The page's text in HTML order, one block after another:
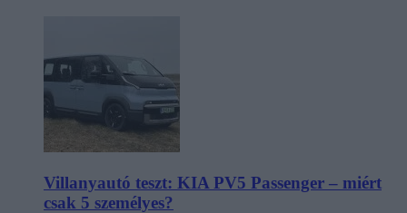
Villanyautó teszt: KIA PV5 Passenger – miért
csak 5 személyes?